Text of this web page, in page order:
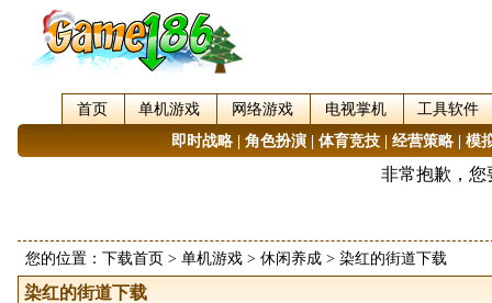
首页 单机游戏 网络游戏 电视掌机
工具软件
即时战略 |角色扮演 |体育竞技 |经营策略 |模
您的位置： 下载首页 > 单机游戏> 休闲养成> 染红的街道下载
染红的街道下载